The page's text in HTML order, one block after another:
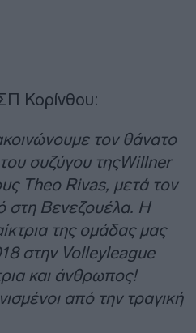
Κορίνθου:
τον θάνατο
συζύγου τηςWillner
Theo Rivas, μετά τον
στη Βενεζουέλα. Η
της ομάδας μας
στην Volleyleague
και άνθρωπος!
από την τραγική